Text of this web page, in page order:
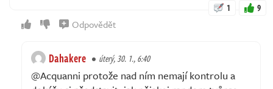
1 9
Odpovědět
Dahakere úterý, 30. 1., 6:40
@Acquanni protože nad ním nemají kontrolu a